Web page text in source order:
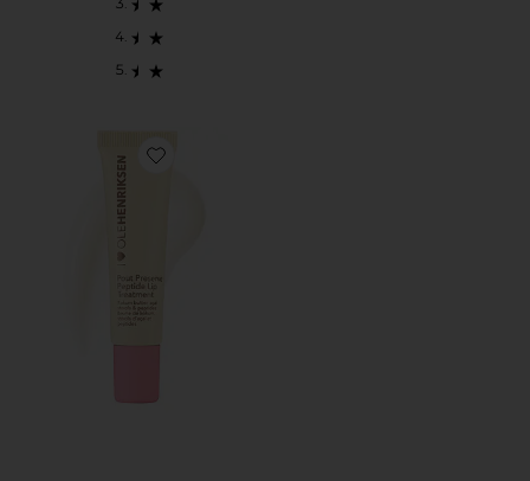
Favorite POUT PRESERVE 립밤